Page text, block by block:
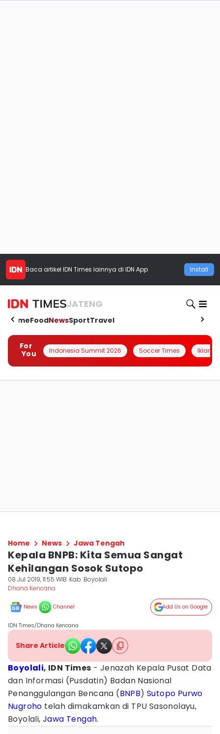
Baca artikel IDN Times lainnya di IDN App Install
JATENG
HomeFoodNewsSportTravel
For
You
Indonesia Summit 2026 Soccer Times Iklanin
Home News Jawa Tengah
Kepala BNPB: Kita Semua Sangat
Kehilangan Sosok Sutopo
08 Jul 2019, 11:55 WIB Kab. Boyolali
Dhana Kencana
News Channel Add Us on Google
IDN Times/Dhana Kencana
Share Article
Boyolali, IDN Times - Jenazah Kepala Pusat Data
dan Informasi (Pusdatin) Badan Nasional
Penanggulangan Bencana (BNPB)Sutopo Purwo
Nugroho telah dimakamkan di TPU Sasonolayu,
Boyolali,Jawa Tengah.